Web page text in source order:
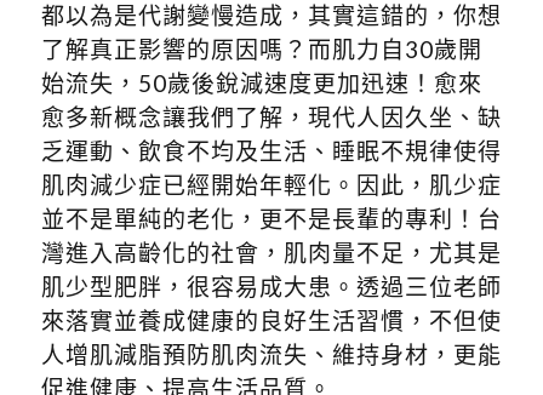
都以為是代謝變慢造成，其實這錯的，你想
了解真正影響的原因嗎？而肌力自30歲開
始流失，50歲後銳減速度更加迅速！愈來
愈多新概念讓我們了解，現代人因久坐、缺
乏運動、飲食不均及生活、睡眠不規律使得
肌肉減少症已經開始年輕化。因此，肌少症
並不是單純的老化，更不是長輩的專利！台
灣進入高齡化的社會，肌肉量不足，尤其是
肌少型肥胖，很容易成大患。透過三位老師
來落實並養成健康的良好生活習慣，不但使
人增肌減脂預防肌肉流失、維持身材，更能
促進健康、提高生活品質。